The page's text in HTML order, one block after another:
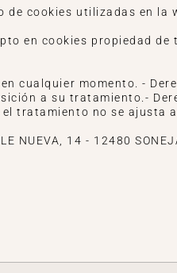
cookies utilizadas en la
en cookies propiedad
cualquier momento. -
a su tratamiento.-
tratamiento no se ajusta
NUEVA, 14 - 12480